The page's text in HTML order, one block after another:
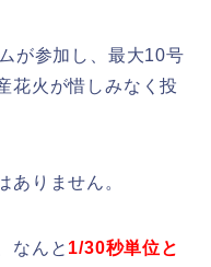
が参加し、最大10号
花火が惜しみなく投
ありません。
なんと 1/30秒単位と